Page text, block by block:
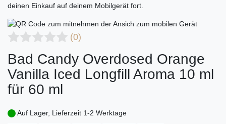
deinen Einkauf auf deinem Mobilgerät fort.
(0)
Bad Candy Overdosed Orange
Vanilla Iced Longfill Aroma 10 ml
für 60 ml
Auf Lager, Lieferzeit 1-2 Werktage